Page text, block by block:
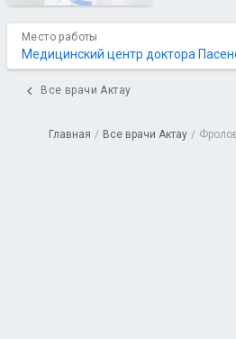
Место работы
Медицинский центр доктора
chevron_left Все врачи Актау
Главная / Все врачи Актау /